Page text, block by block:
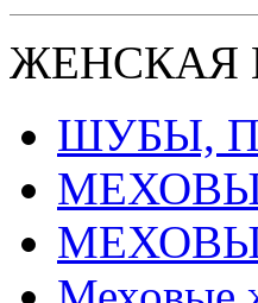
ЖЕНСКАЯ
ШУБЫ,